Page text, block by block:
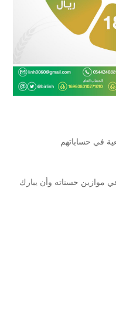
في حساباتهم
موازين حسناته وأن يبارك